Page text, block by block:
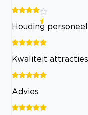
Houding personeel
Kwaliteit attracties
Advies